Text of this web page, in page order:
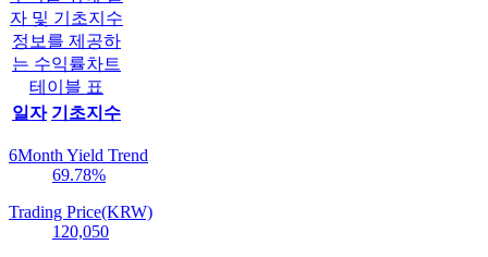
자 및 기초지수
정보를 제공하
는 수익률차트
테이블 표
일자 기초지수
6Month Yield Trend
69.78%
Trading Price(KRW)
120,050